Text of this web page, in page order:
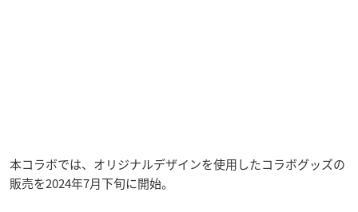
本コラボでは、オリジナルデザインを使用したコラボグッズの
販売を2024年7月下旬に開始。